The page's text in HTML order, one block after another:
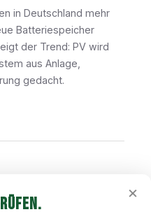
in Deutschland mehr
Batteriespeicher
der Trend: PV wird
aus Anlage,
gedacht.
×